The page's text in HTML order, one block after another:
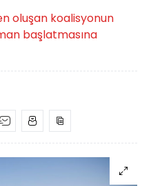
oluşan koalisyonun
başlatmasına